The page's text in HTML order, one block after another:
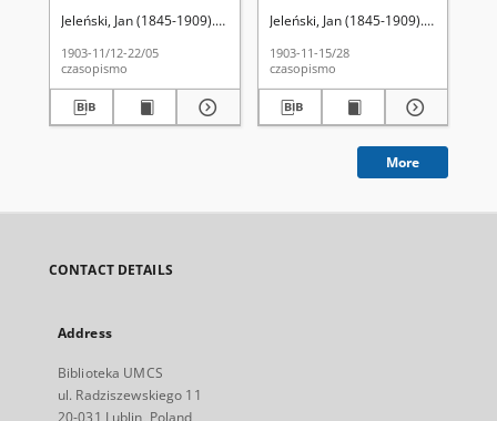
Jeleński, Jan (1845-1909). Red.
1903-11/12-22/05
czasopismo
Jeleński, Jan (1845-1909). Red.
1903-11-15/28
czasopismo
More
CONTACT DETAILS
Address
Biblioteka UMCS
ul. Radziszewskiego 11
20-031 Lublin, Poland